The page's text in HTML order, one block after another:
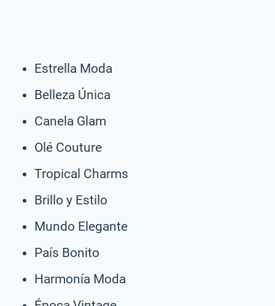
Estrella Moda
Belleza Única
Canela Glam
Olé Couture
Tropical Charms
Brillo y Estilo
Mundo Elegante
País Bonito
Harmonía Moda